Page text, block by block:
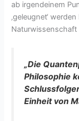
ab irgendeinem
‚geleugnet‘
Naturwissenschaft
„Die
Philosophie
Einheit von